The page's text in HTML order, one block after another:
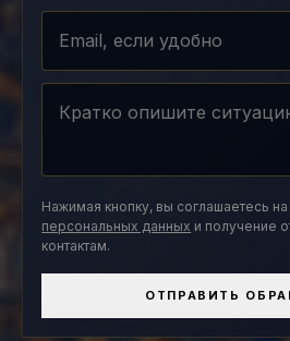
Нажимая кнопку, вы соглашаетесь на
персональных данных и получение
контактам.
ОТПРАВИТЬ